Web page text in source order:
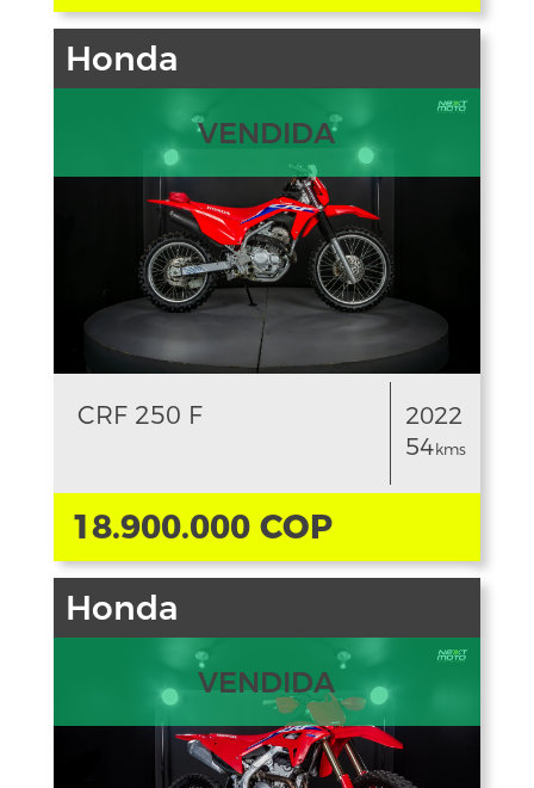
Honda
VENDIDA
CRF 250 F
2022
54 kms
18.900.000 COP
Honda
VENDIDA